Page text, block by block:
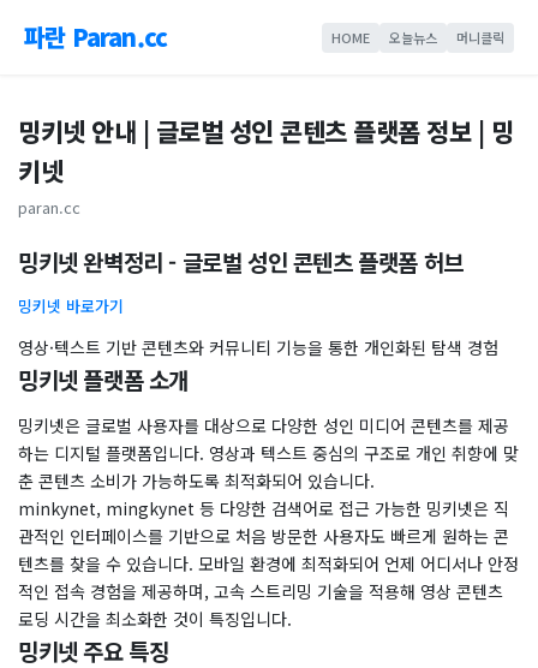
파란 Paran.cc HOME 오늘뉴스 머니클릭
밍키넷 안내 | 글로벌 성인 콘텐츠 플랫폼 정보 | 밍
키넷
paran.cc
밍키넷 완벽정리 - 글로벌 성인 콘텐츠 플랫폼 허브
밍키넷 바로가기
영상·텍스트 기반 콘텐츠와 커뮤니티 기능을 통한 개인화된 탐색 경험
밍키넷 플랫폼 소개
밍키넷은 글로벌 사용자를 대상으로 다양한 성인 미디어 콘텐츠를 제공
하는 디지털 플랫폼입니다. 영상과 텍스트 중심의 구조로 개인 취향에 맞
춘 콘텐츠 소비가 가능하도록 최적화되어 있습니다.
minkynet, mingkynet 등 다양한 검색어로 접근 가능한 밍키넷은 직
관적인 인터페이스를 기반으로 처음 방문한 사용자도 빠르게 원하는 콘
텐츠를 찾을 수 있습니다. 모바일 환경에 최적화되어 언제 어디서나 안정
적인 접속 경험을 제공하며, 고속 스트리밍 기술을 적용해 영상 콘텐츠
로딩 시간을 최소화한 것이 특징입니다.
밍키넷 주요 특징